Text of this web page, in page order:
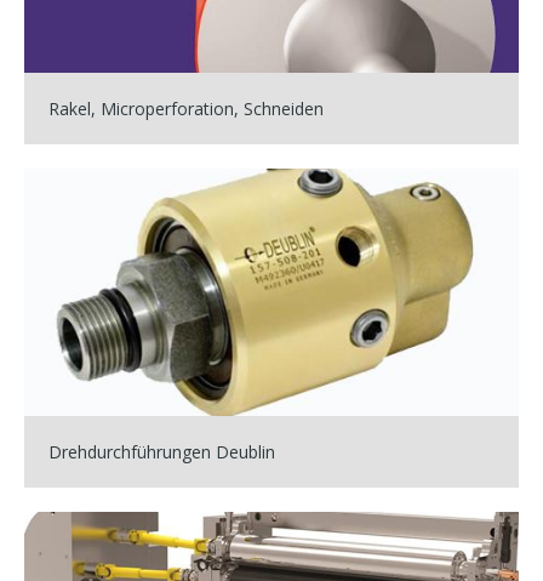
Rakel, Microperforation, Schneiden
Drehdurchführungen Deublin